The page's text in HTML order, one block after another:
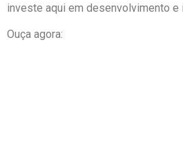
investe aqui em desenvolvimento e
Ouça agora: